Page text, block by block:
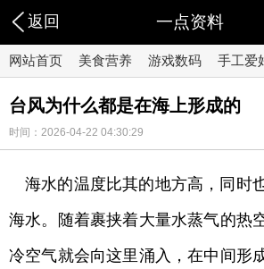
返回 一点资料
网站首页 美食营养 游戏数码 手工爱
台风为什么都是在海上形成的
时间：2026-04-22 04:30:29
海水的温度比其的地方高，同时
海水。随着裹挟着大量水蒸气的热
冷空气就会向这里涌入，在中间形